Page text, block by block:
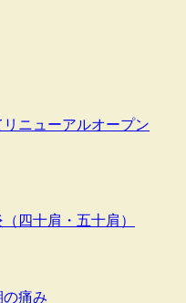
ニューアルオープン
四十肩・五十肩）
の痛み